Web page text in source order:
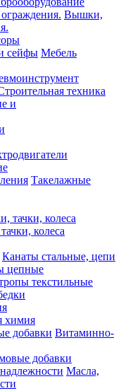
Вышки,
Мебель
техника
Такелажные
колеса
Канаты стальные, цепи
цепные
текстильные
химия
Витаминно-
добавки
Масла,